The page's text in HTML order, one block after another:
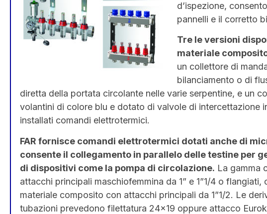
d’ispezione,
pannelli e il corretto
Tre le versioni
materiale
un collettore di
bilanciamento o di
diretta della portata circolante nelle varie serpentine, e un
volantini di colore blu e dotato di valvole di intercettazione
installati comandi elettrotermici.
FAR fornisce comandi elettrotermici dotati anche di
consente il collegamento in parallelo delle testine per
di dispositivi come la pompa di circolazione. La gamma
attacchi principali maschiofemmina da 1” e 1”1/4 o
materiale composito con attacchi principali da 1”1/2. Le
tubazioni prevedono filettatura 24×19 oppure attacco